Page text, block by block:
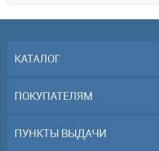
КАТАЛОГ
ПОКУПАТЕЛЯМ
ПУНКТЫ ВЫДАЧИ